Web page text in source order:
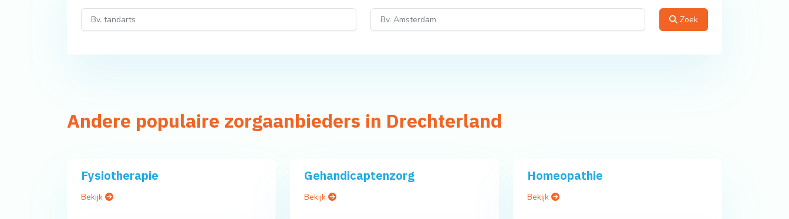
Zoek
Andere populaire zorgaanbieders in Drechterland
Fysiotherapie
Bekijk
Gehandicaptenzorg
Bekijk
Homeopathie
Bekijk